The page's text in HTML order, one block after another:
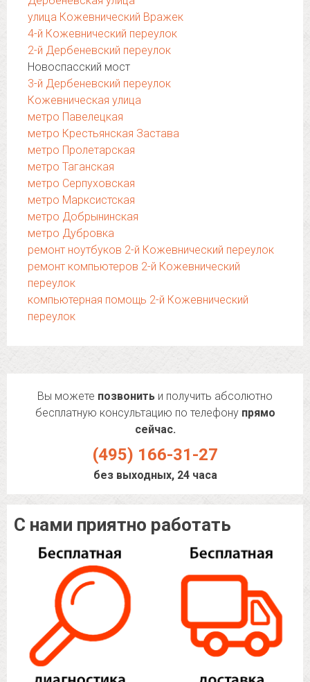
улица Кожевнический Вражек
4-й Кожевнический переулок
2-й Дербеневский переулок
Новоспасский мост
3-й Дербеневский переулок
Кожевническая улица
метро Павелецкая
метро Крестьянская Застава
метро Пролетарская
метро Таганская
метро Серпуховская
метро Марксистская
метро Добрынинская
метро Дубровка
ремонт ноутбуков 2-й Кожевнический переулок
ремонт компьютеров 2-й Кожевнический
переулок
компьютерная помощь 2-й Кожевнический
переулок
Вы можете позвонить и получить абсолютно
бесплатную консультацию по телефону прямо
сейчас.
(495) 166-31-27
без выходных, 24 часа
С нами приятно работать